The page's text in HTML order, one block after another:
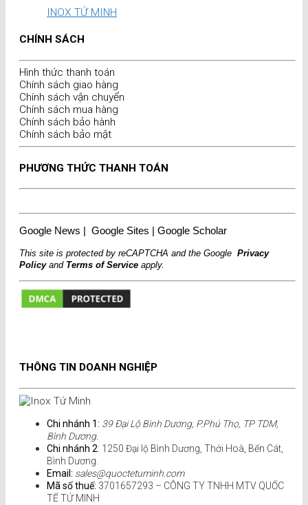
INOX TỨ MINH
CHÍNH SÁCH
Hình thức thanh toán
Chính sách giao hàng
Chính sách vận chuyển
Chính sách mua hàng
Chính sách bảo hành
Chính sách bảo mật
PHƯƠNG THỨC THANH TOÁN
Google News | Google Sites | Google Scholar
This site is protected by reCAPTCHA and the Google Privacy
PolicyandTerms of Service apply.
THÔNG TIN DOANH NGHIỆP
Chi nhánh 1: 39 Đại Lộ Bình Dương, P.Phú Thọ, TP TDM,
Bình Dương.
Chi nhánh 2: 1250 Đại lộ Bình Dương, Thới Hoà, Bến Cát,
Bình Dương.
Email: sales@quoctetuminh.com
Mã số thuế: 3701657293 – CÔNG TY TNHH MTV QUỐC
TẾ TỨ MINH